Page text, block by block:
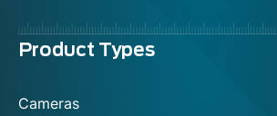
Menu
Product Types
Cameras